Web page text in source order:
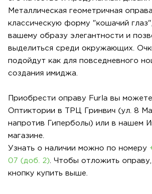
Металлическая геометричная
классическую форму "кошачий
вашему образу элегантности и
выделиться среди окружающих.
подойдут как для повседневного
создания имиджа.
Приобрести оправу Furla вы
Оптиктории в ТРЦ Гринвич (ул. 8
напротив Гиперболы) или в нашем
магазине.
Узнать о наличии можно по номеру
07 (доб. 2) . Чтобы отложить
кнопку купить выше.